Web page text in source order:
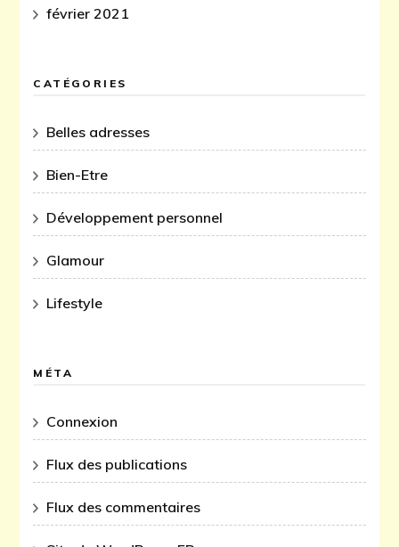
février 2021
CATÉGORIES
Belles adresses
Bien-Etre
Développement personnel
Glamour
Lifestyle
MÉTA
Connexion
Flux des publications
Flux des commentaires